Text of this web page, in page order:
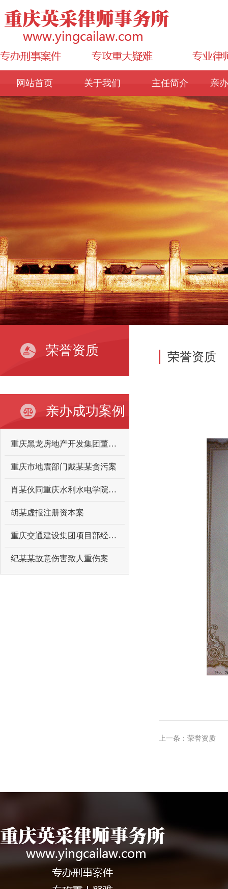
网站首页 关于我们 主任简介 亲
荣誉资质
亲办成功案例
重庆黑龙房地产开发集团董事长向某某故意伤害案
重庆市地震部门戴某某贪污案
肖某伙同重庆水利水电学院原领导曾某某受贿案
胡某虚报注册资本案
重庆交通建设集团项目部经理吴某某受贿案
纪某某故意伤害致人重伤案
荣誉资质
上一条：荣誉资质